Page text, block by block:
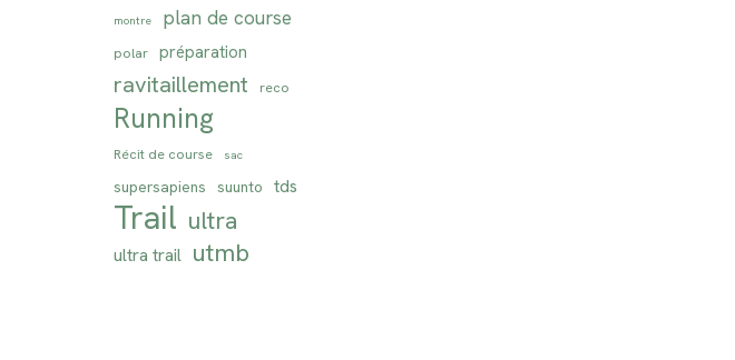
montre plan de course
polar préparation
ravitaillement reco
Running
Récit de course sac
supersapiens suunto tds
Trail ultra
ultra trail utmb